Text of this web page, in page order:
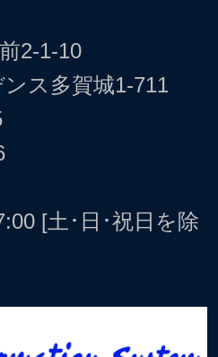
2-1-10
ス多賀城1-711
[土･日･祝日を除